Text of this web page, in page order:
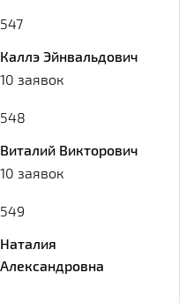
547
Каллэ Эйнвальдович
10 заявок
548
Виталий Викторович
10 заявок
549
Наталия
Александровна